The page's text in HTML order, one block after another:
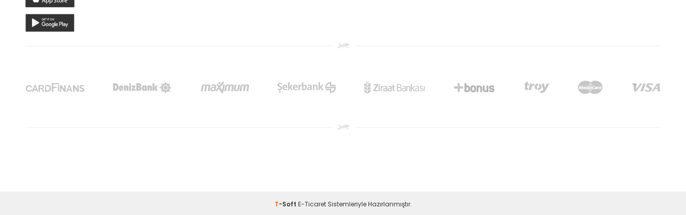
T-Soft E-TicaretSistemleriyle Hazırlanmıştır.